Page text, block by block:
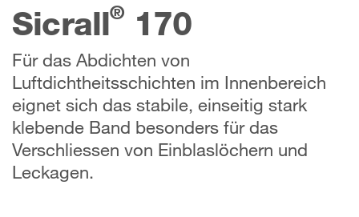
Sicrall®170
Für das Abdichten von
Luftdichtheitsschichten im Innenbereich
eignet sich das stabile, einseitig stark
klebende Band besonders für das
Verschliessen von Einblaslöchern und
Leckagen.